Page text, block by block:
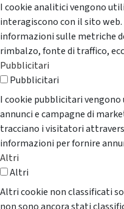
I cookie analitici vengono
interagiscono con il sito
informazioni sulle metriche
rimbalzo, fonte di traffico,
Pubblicitari
Pubblicitari
I cookie pubblicitari
annunci e campagne di
tracciano i visitatori
informazioni per fornire
Altri
Altri
Altri cookie non classificati